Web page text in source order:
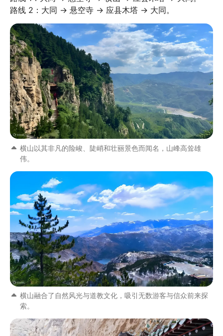
路线 2：大同 → 悬空寺 → 应县木塔 → 大同。
横山以其非凡的险峻、陡峭和壮丽景色而闻名，山峰高耸雄
伟。
横山融合了自然风光与道教文化，吸引无数游客与信众前来探
索。